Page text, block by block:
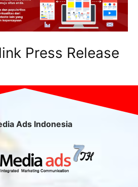
Press Release
Ads Indonesia